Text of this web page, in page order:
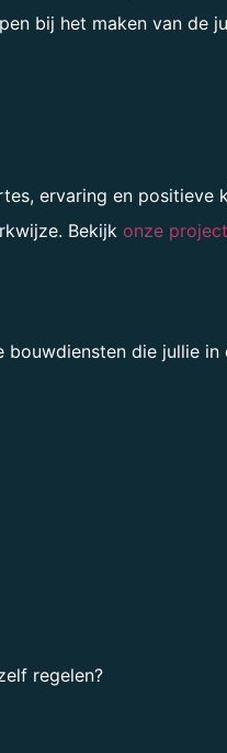
bij het maken van de
ervaring en
Bekijk onze
die jullie in
regelen?